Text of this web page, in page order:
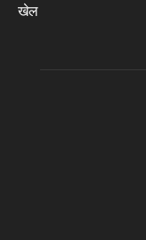
खेल